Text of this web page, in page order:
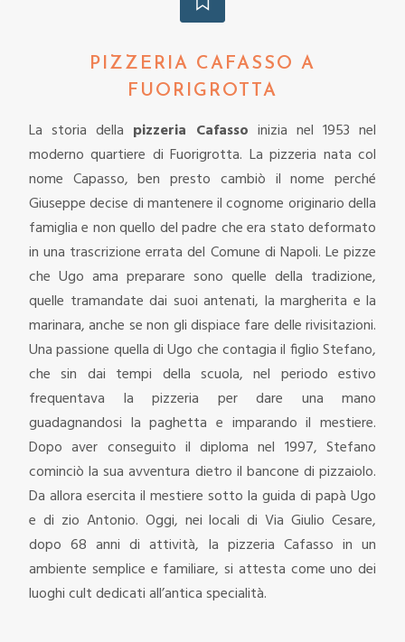
PIZZERIA CAFASSO A
FUORIGROTTA
La storia della pizzeria Cafasso inizia nel 1953 nel
moderno quartiere di Fuorigrotta. La pizzeria nata col
nome Capasso, ben presto cambiò il nome perché
Giuseppe decise di mantenere il cognome originario della
famiglia e non quello del padre che era stato deformato
in una trascrizione errata del Comune di Napoli. Le pizze
che Ugo ama preparare sono quelle della tradizione,
quelle tramandate dai suoi antenati, la margherita e la
marinara, anche se non gli dispiace fare delle rivisitazioni.
Una passione quella di Ugo che contagia il figlio Stefano,
che sin dai tempi della scuola, nel periodo estivo
frequentava la pizzeria per dare una mano
guadagnandosi la paghetta e imparando il mestiere.
Dopo aver conseguito il diploma nel 1997, Stefano
cominciò la sua avventura dietro il bancone di pizzaiolo.
Da allora esercita il mestiere sotto la guida di papà Ugo
e di zio Antonio. Oggi, nei locali di Via Giulio Cesare,
dopo 68 anni di attività, la pizzeria Cafasso in un
ambiente semplice e familiare, si attesta come uno dei
luoghi cult dedicati all’antica specialità.